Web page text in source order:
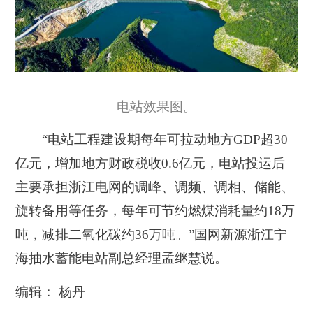
电站效果图。
“电站工程建设期每年可拉动地方GDP超30
亿元，增加地方财政税收0.6亿元，电站投运后
主要承担浙江电网的调峰、调频、调相、储能、
旋转备用等任务，每年可节约燃煤消耗量约18万
吨，减排二氧化碳约36万吨。”国网新源浙江宁
海抽水蓄能电站副总经理孟继慧说。
编辑： 杨丹